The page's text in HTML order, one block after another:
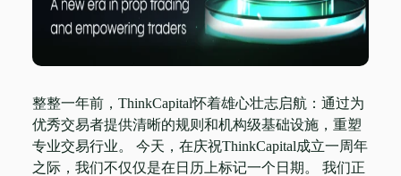
整整一年前，ThinkCapital怀着雄心壮志启航：通过为
优秀交易者提供清晰的规则和机构级基础设施，重塑
专业交易行业。 今天，在庆祝ThinkCapital成立一周年
之际，我们不仅仅是在日历上标记一个日期。 我们正